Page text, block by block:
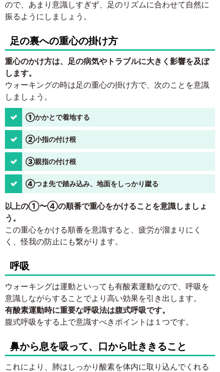
ので、あまり意識しすぎず、足のリズムに合わせて自然に
振るようにしましょう。
足の裏への重心の掛け方
重心のかけ方は、足の病気やトラブルに大きく影響を及ぼ
します。
ウォーキングの時は足の重心の掛け方で、次のことを意識
しましょう。
①かかとで着地する
②小指の付け根
③親指の付け根
④つま先で踏み込み、地面をしっかり蹴る
以上の①〜④の順番で重心をかけることを意識しましょ
う。
この重心をかける順番を意識すると、疲労が溜まりにく
く、怪我の防止にも繋がります。
呼吸
ウォーキングは運動といっても有酸素運動なので、呼吸を
意識しながらすることでより高い効果を引き出します。
有酸素運動時に重要な呼吸法は腹式呼吸です。
腹式呼吸をする上で意識すべきポイントは１つです。
鼻から息を吸って、口から吐ききること
これにより、肺はしっかり酸素を体内に取り込んでくれる